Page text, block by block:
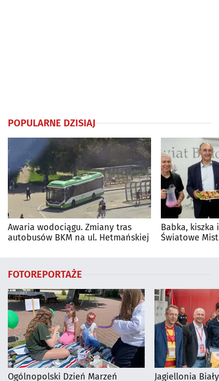
POPULARNE DZISIAJ
Awaria wodociągu. Zmiany tras
autobusów BKM na ul. Hetmańskiej
Babka, kiszka
Światowe
FOTOREPORTAŻE
Ogólnopolski Dzień Marzeń Jagiellonia